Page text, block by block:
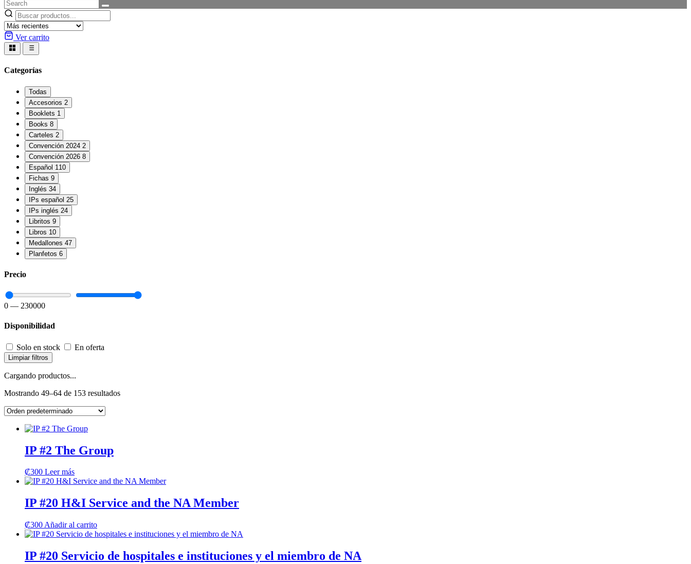
Ver carrito
Categorías
Todas
Accesorios 2
Booklets 1
Books 8
Carteles 2
Convención 2024 2
Convención 2026 8
Español 110
Fichas 9
Inglés 34
IPs español 25
IPs inglés 24
Libritos 9
Libros 10
Medallones 47
Planfetos 6
Precio
0 — 230000
Disponibilidad
Solo en stock En oferta
Limpiar filtros
Cargando productos...
Mostrando 49–64 de 153 resultados
IP #2 The Group
₡300 Leer más
IP #20 H&I Service and the NA Member
₡300 Añadir al carrito
IP #20 Servicio de hospitales e instituciones y el miembro de NA